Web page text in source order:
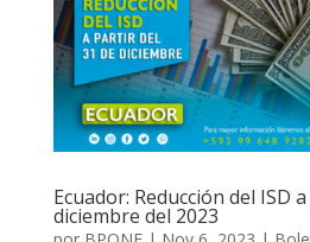
Ecuador: Reducción del ISD
diciembre del 2023